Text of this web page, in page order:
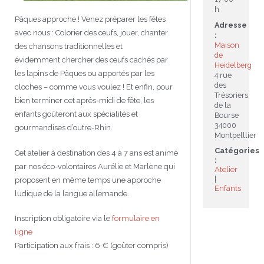
Niveaux de base
Perfectionnement
Cours thématiques
Atelier de chant
Formation professionnelle
Cours enfants / ados
Cours particuliers
Stages intensifs
Centre d’examens
Inscriptions et tarifs
Tandem linguistique
Infos profs d’allemand
Matériel pédagogique
Formation des enseignants
Infos pour les parents
Section Internationale Allemand
AbiBac
Cercle de lecture
Onleihe – Prêt en ligne
écolotude
Conseil de mobilité
Coaching individuel
Point info
Volontariat écologique
Opportunités
Petites annonces
Parcourir les annonces
Rédiger une annonce
Brieffreunde@correspondants
Classe@Klasse
Inscription pour les classes françaises
Anmeldung für deutsche Klassen
Inscription à notre newsletter
Actualités
Notre équipe
Equipe de Montpellier
Equipe de Heidelberg
Jumelage Heidelberg / Montpellier
50 ans en 2016
Maison de Montpellier
Plan d’accès
Partenaires institutionnels
Coopérations culturelles et pédagogiques
Réseaux franco-allemands en LR
Réseau d’affaires
Liens utiles
JEU
Les Mystères de Heidelberg
99Ballons
Pâques approche ! Venez préparer les fêtes
avec nous : Colorier des œufs, jouer, chanter
des chansons traditionnelles et
évidemment chercher des œufs cachés par
les lapins de Pâques ou apportés par les
cloches – comme vous voulez ! Et enfin, pour
bien terminer cet après-midi de fête, les
enfants goûteront aux spécialités et
gourmandises d’outre-Rhin.
Cet atelier à destination des 4 à 7 ans est animé
par nos éco-volontaires Aurélie et Marlene qui
proposent en même temps une approche
ludique de la langue allemande.
Inscription obligatoire via le formulaire en
ligne
Participation aux frais : 6 € (goûter compris)
h
Adresse
:
Maison
de
Heidelberg
4 rue
des
Trésoriers
de la
Bourse
34000
Montpelllier
Catégories
:
Atelier
Enfants